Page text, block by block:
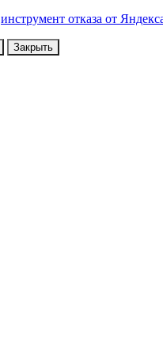
инструмент отказа от
Закрыть